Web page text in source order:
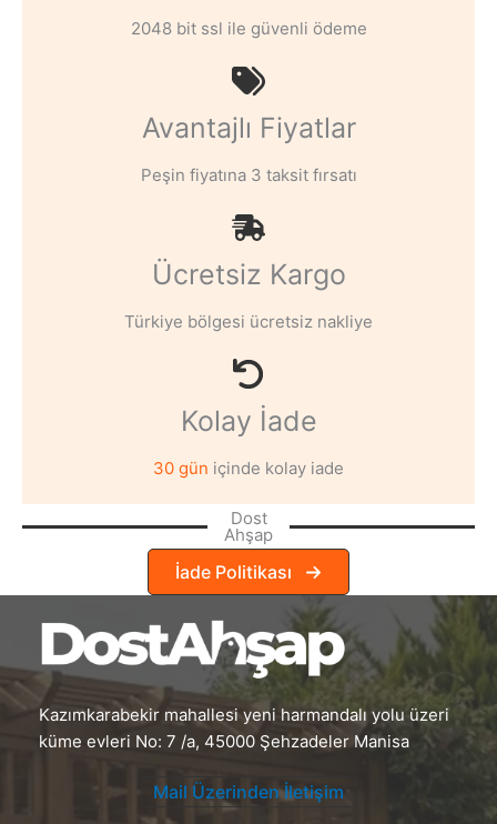
2048 bit ssl ile güvenli ödeme
Avantajlı Fiyatlar
Peşin fiyatına 3 taksit fırsatı
Ücretsiz Kargo
Türkiye bölgesi ücretsiz nakliye
Kolay İade
30 gün içinde kolay iade
Dost
Ahşap
İade Politikası
Kazımkarabekir mahallesi yeni harmandalı yolu üzeri
küme evleri No: 7 /a, 45000 Şehzadeler Manisa
Mail Üzerinden İletişim